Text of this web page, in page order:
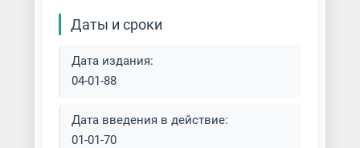
Фрезеровка на вертикально-
Фрезеровка на горизонтально-
Даты и сроки
Дата издания:
04-01-88
Дата введения в действие:
01-01-70